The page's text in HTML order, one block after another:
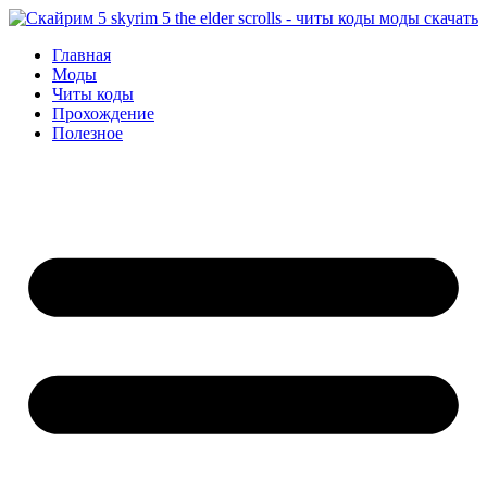
Перейти
содержимому
Главная
Моды
Читы коды
Прохождение
Полезное